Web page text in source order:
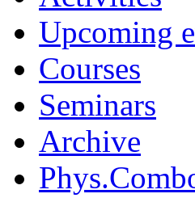
Upcoming
Courses
Seminars
Archive